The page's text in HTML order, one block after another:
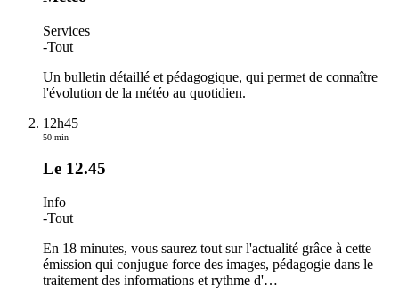
Services
-Tout
Un bulletin détaillé et pédagogique, qui permet de connaître
l'évolution de la météo au quotidien.
12h45
50 min
Le 12.45
Info
-Tout
En 18 minutes, vous saurez tout sur l'actualité grâce à cette
émission qui conjugue force des images, pédagogie dans le
traitement des informations et rythme d'…